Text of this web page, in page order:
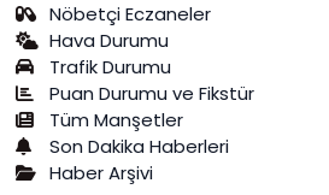
Nöbetçi Eczaneler
Hava Durumu
Trafik Durumu
Puan Durumu ve Fikstür
Tüm Manşetler
Son Dakika Haberleri
Haber Arşivi